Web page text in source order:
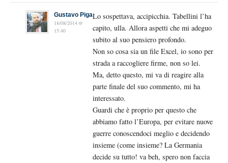
Gustavo Piga
18/08/2014 @
15:40
Lo sospettava, accipicchia. Tabellini l’ha
capito, ulla. Allora aspetti che mi adeguo
subito al suo pensiero profondo.
Non so cosa sia un file Excel, io sono per
strada a raccogliere firme, non so lei.
Ma, detto questo, mi va di reagire alla
parte finale del suo commento, mi ha
interessato.
Guardi che è proprio per questo che
abbiamo fatto l’Europa, per evitare nuove
guerre conoscendoci meglio e decidendo
insieme (come insieme? La Germania
decide su tutto! va beh, spero non faccia